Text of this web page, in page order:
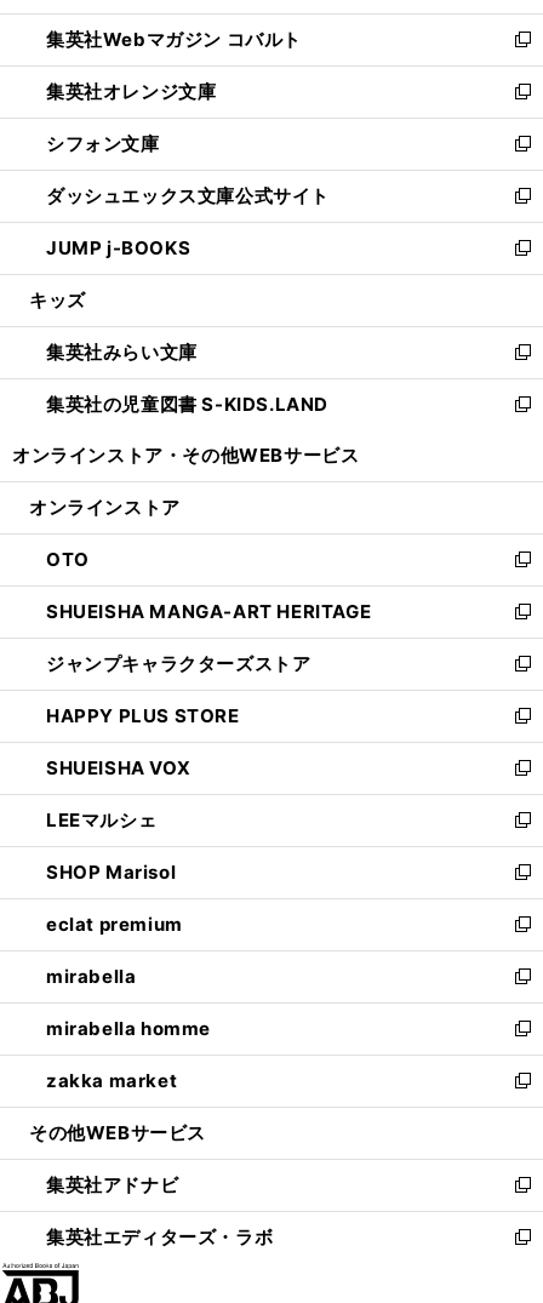
開
く
ウ
で
開
く
ン
ド
ウ
で
開
く
ウ
ィ
ン
ド
ウ
で
開
く
集英社Webマガジン コバルト
新
し
い
ウ
ィ
ン
ド
ウ
で
開
集英社オレンジ文庫
新
し
い
ウ
ィ
ン
ド
ウ
開
く
シフォン文庫
新
し
い
ウ
ィ
ン
ウ
で
開
く
ダッシュエックス文庫公式サイト
新
し
い
ウ
ン
ド
ウ
で
JUMP j-BOOKS
新
し
ウ
ィ
ン
ド
開
キッズ
集英社みらい文庫
新
し
い
ン
ウ
で
開
く
集英社の児童図書 S-KIDS.LAND
新
ウ
ン
ド
ウ
で
開
く
オンラインストア・ その他WEBサービス
オンラインストア
OTO
新
し
い
ウ
ィ
ン
ド
ウ
で
開
く
SHUEISHA MANGA-ART HERITAGE
新
し
い
ウ
ィ
ン
ド
ウ
で
開
く
ジャンプキャラクターズストア
新
し
い
ウ
ィ
ン
ド
ウ
で
開
く
HAPPY PLUS STORE
新
し
い
ウ
ィ
ン
ド
ウ
で
開
く
SHUEISHA VOX
新
し
い
ウ
ィ
ン
ド
ウ
で
開
く
LEEマルシェ
新
し
い
ウ
ィ
ン
ド
ウ
で
開
く
SHOP Marisol
新
し
い
ウ
ィ
ン
ド
ウ
で
開
eclat premium
新
し
い
ウ
ィ
ン
ド
ウ
開
く
mirabella
新
し
い
ウ
ィ
ン
ウ
で
開
く
mirabella homme
新
し
い
ウ
ン
ド
ウ
で
zakka market
新
し
ウ
ィ
ン
ド
その他WEBサービス
集英社アドナビ
新
し
い
集英社エディターズ・ラボ
新